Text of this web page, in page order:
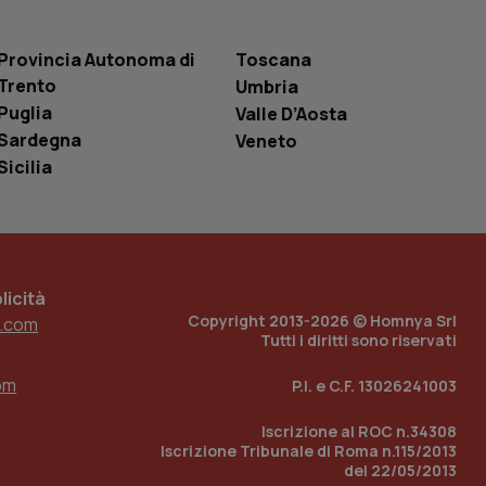
Autonoma di
Toscana
Umbria
Valle D’Aosta
Veneto
Copyright 2013-2026 © Homnya Srl
Tutti i diritti sono riservati
P.I. e C.F. 13026241003
Iscrizione al ROC n.34308
Iscrizione Tribunale di Roma n.115/2013
del 22/05/2013
di
traccia
incorporati
del sito web sta
di
con identity